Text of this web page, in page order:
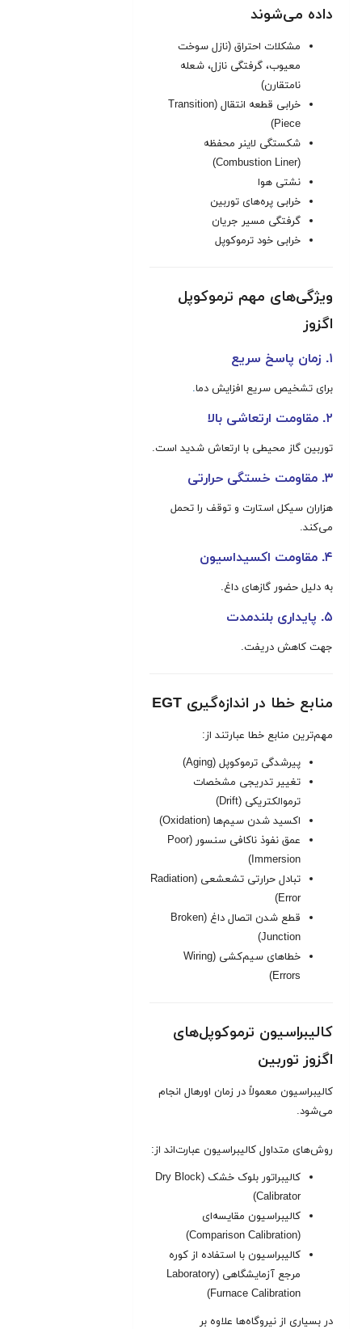
داده می‌شوند
مشکلات احتراق (نازل سوخت
معیوب، گرفتگی نازل، شعله
نامتقارن)
خرابی قطعه انتقال (Transition
Piece)
شکستگی لاینر محفظه
(Combustion Liner)
نشتی هوا
خرابی پره‌های توربین
گرفتگی مسیر جریان
خرابی خود ترموکوپل
ویژگی‌های مهم ترموکوپل
اگزوز
۱. زمان پاسخ سریع
برای تشخیص سریع افزایش دما.
۲. مقاومت ارتعاشی بالا
توربین گاز محیطی با ارتعاش شدید است.
۳. مقاومت خستگی حرارتی
هزاران سیکل استارت و توقف را تحمل
می‌کند.
۴. مقاومت اکسیداسیون
به دلیل حضور گازهای داغ.
۵. پایداری بلندمدت
جهت کاهش دریفت.
منابع خطا در اندازه‌گیری EGT
مهم‌ترین منابع خطا عبارتند از:
پیرشدگی ترموکوپل (Aging)
تغییر تدریجی مشخصات
ترموالکتریکی (Drift)
اکسید شدن سیم‌ها (Oxidation)
عمق نفوذ ناکافی سنسور (Poor
Immersion)
تبادل حرارتی تشعشعی (Radiation
Error)
قطع شدن اتصال داغ (Broken
Junction)
خطاهای سیم‌کشی (Wiring
Errors)
کالیبراسیون ترموکوپل‌های
اگزوز توربین
کالیبراسیون معمولاً در زمان اورهال انجام
می‌شود.
روش‌های متداول کالیبراسیون عبارت‌‌اند از:
کالیبراتور بلوک خشک (Dry Block
Calibrator)
کالیبراسیون مقایسه‌ای
(Comparison Calibration)
کالیبراسیون با استفاده از کوره
مرجع آزمایشگاهی (Laboratory
Furnace Calibration)
در بسیاری از نیروگاه‌ها علاوه بر